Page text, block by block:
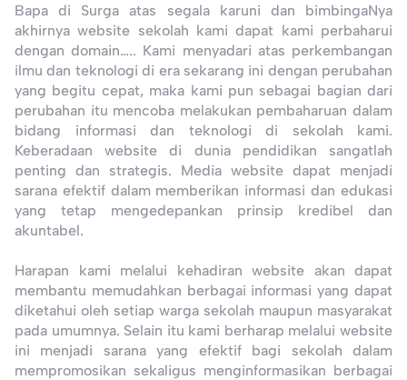
Bapa di Surga atas segala karuni dan bimbingaNya
akhirnya website sekolah kami dapat kami perbaharui
dengan domain….. Kami menyadari atas perkembangan
ilmu dan teknologi di era sekarang ini dengan perubahan
yang begitu cepat, maka kami pun sebagai bagian dari
perubahan itu mencoba melakukan pembaharuan dalam
bidang informasi dan teknologi di sekolah kami.
Keberadaan website di dunia pendidikan sangatlah
penting dan strategis. Media website dapat menjadi
sarana efektif dalam memberikan informasi dan edukasi
yang tetap mengedepankan prinsip kredibel dan
akuntabel.
Harapan kami melalui kehadiran website akan dapat
membantu memudahkan berbagai informasi yang dapat
diketahui oleh setiap warga sekolah maupun masyarakat
pada umumnya. Selain itu kami berharap melalui website
ini menjadi sarana yang efektif bagi sekolah dalam
mempromosikan sekaligus menginformasikan berbagai